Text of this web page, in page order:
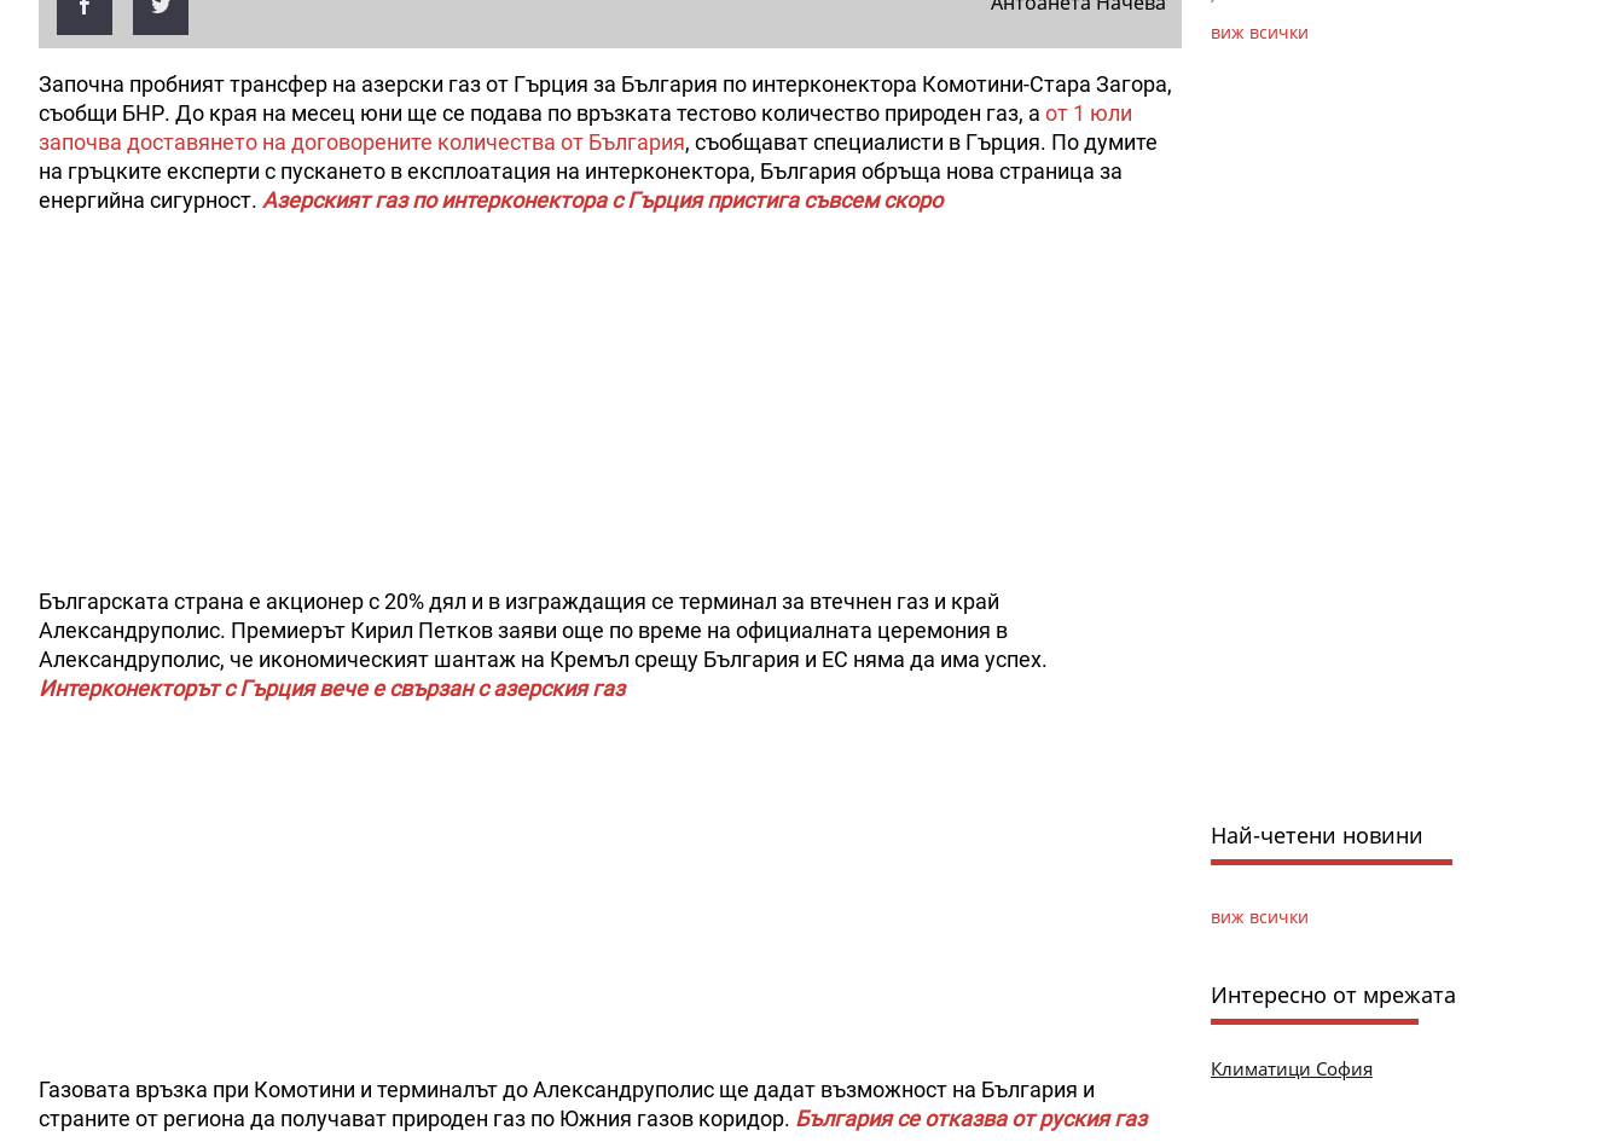
Започна пробният трансфер на азерски газ от Гърция за България по интерконектора Комотини-Стара Загора,
съобщи БНР. До края на месец юни ще се подава по връзката тестово количество природен газ, а от 1 юли
започва доставянето на договорените количества от България, съобщават специалисти в Гърция. По думите
на гръцките експерти с пускането в експлоатация на интерконектора, България обръща нова страница за
енергийна сигурност. Азерският газ по интерконектора с Гърция пристига съвсем скоро
Българската страна е акционер с 20% дял и в изграждащия се терминал за втечнен газ и край
Александруполис. Премиерът Кирил Петков заяви още по време на официалната церемония в
Александруполис, че икономическият шантаж на Кремъл срещу България и ЕС няма да има успех.
Интерконекторът с Гърция вече е свързан с азерския газ
Газовата връзка при Комотини и терминалът до Александруполис ще дадат възможност на България и
страните от региона да получават природен газ по Южния газов коридор. България се отказва от руския газ
виж всички
Най-четени новини
виж всички
Интересно от мрежата
Климатици София